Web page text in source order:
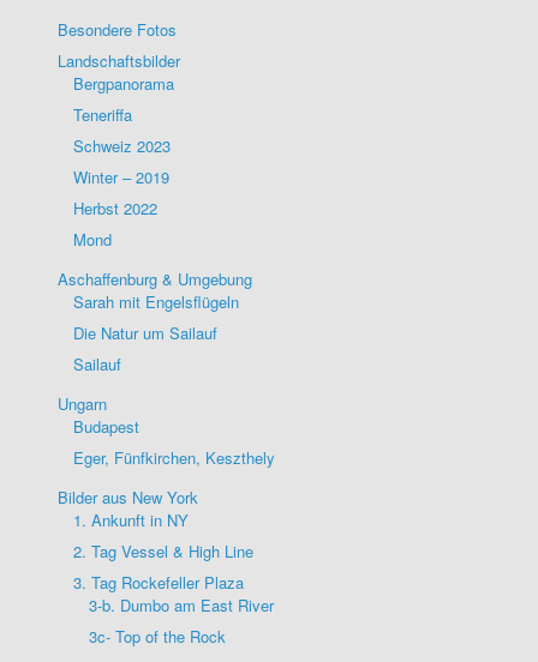
Besondere Fotos
Landschaftsbilder
Bergpanorama
Teneriffa
Schweiz 2023
Winter – 2019
Herbst 2022
Mond
Aschaffenburg & Umgebung
Sarah mit Engelsflügeln
Die Natur um Sailauf
Sailauf
Ungarn
Budapest
Eger, Fünfkirchen, Keszthely
Bilder aus New York
1. Ankunft in NY
2. Tag Vessel & High Line
3. Tag Rockefeller Plaza
3-b. Dumbo am East River
3c- Top of the Rock